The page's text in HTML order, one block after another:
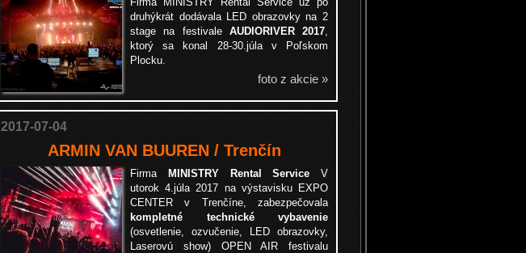
druhýkrát dodávala LED obrazovky na 2
stage na festivaleAUDIORIVER 2017,
ktorý sa konal 28-30.júla v Poľskom
Plocku.
foto z akcie »
2017-07-04
ARMIN VAN BUUREN / Trenčín
FirmaMINISTRY Rental ServiceV
utorok 4.júla 2017 na výstavisku EXPO
CENTER v Trenčíne, zabezpečovala
kompletné technické vybavenie
(osvetlenie, ozvučenie, LED obrazovky,
Laserovú show) OPEN AIR festivalu